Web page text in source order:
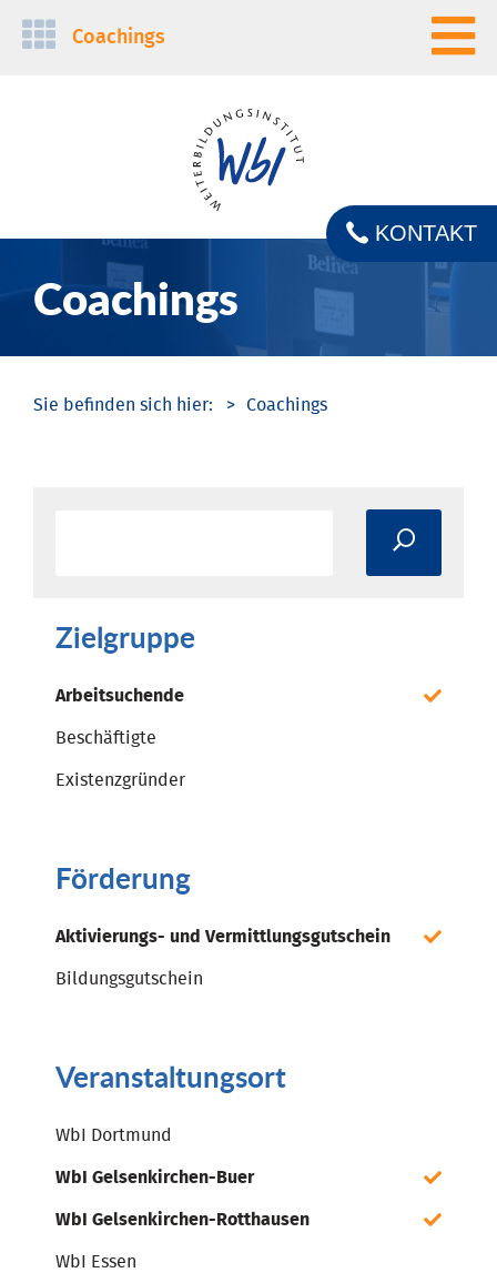
Navigation
Coachings
Coachings
KONTAKT
Coachings
Zielgruppe
Arbeitsuchende
Beschäftigte
Existenzgründer
Förderung
Aktivierungs- und Vermittlungsgutschein
Bildungsgutschein
Veranstaltungsort
WbI Dortmund
WbI Gelsenkirchen-Buer
WbI Gelsenkirchen-Rotthausen
WbI Essen